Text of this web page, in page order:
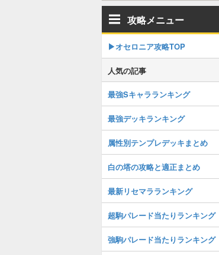
攻略メニュー
▶︎オセロニア攻略TOP
人気の記事
最強Sキャラランキング
最強デッキランキング
属性別テンプレデッキまとめ
白の塔の攻略と適正まとめ
最新リセマラランキング
超駒パレード当たりランキング
強駒パレード当たりランキング